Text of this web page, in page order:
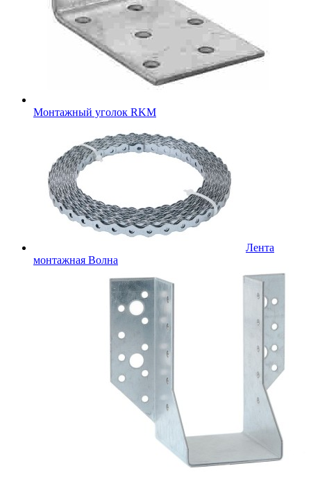
Монтажный уголок RKM
Лента
монтажная Волна